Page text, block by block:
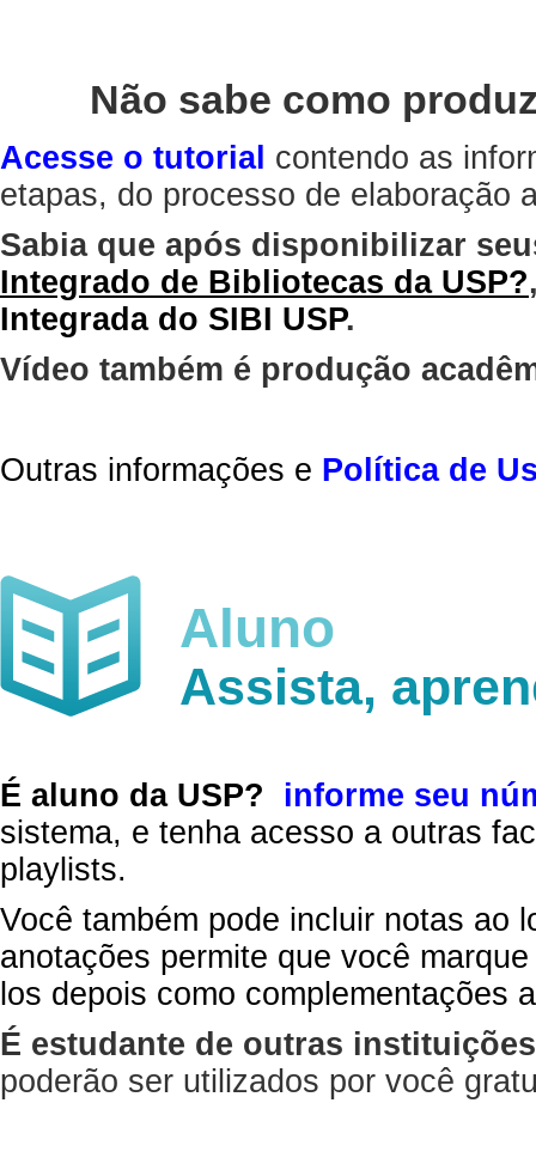
Não sabe como
Acesse o tutorial contendo as
etapas, do processo de elaboração
Sabia que após disponibilizar
Integrado de Bibliotecas da USP?
Integrada do SIBI USP.
Vídeo também é produção
Outras informações e Política de
Aluno
Assista,
É aluno da USP?
informe seu
sistema, e tenha acesso a outras
playlists.
Você também pode incluir notas ao
anotações permite que você
los depois como complementações
É estudante de outras
poderão ser utilizados por você